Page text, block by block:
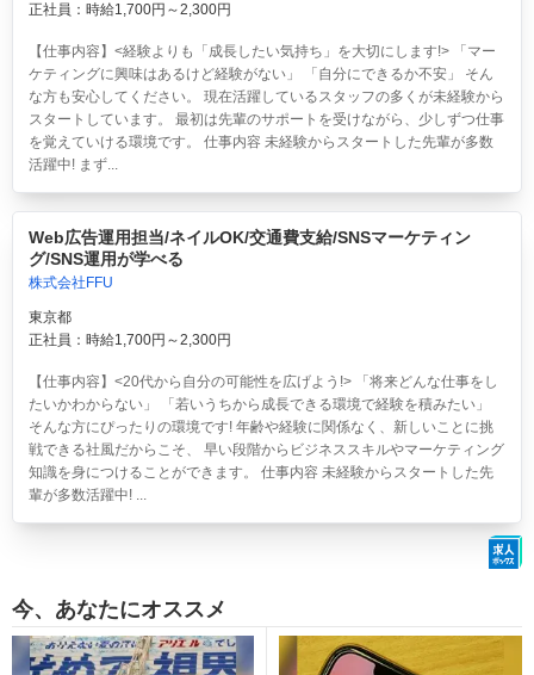
正社員：時給1,700円～2,300円
【仕事内容】<経験よりも「成長したい気持ち」を大切にします!> 「マー
ケティングに興味はあるけど経験がない」 「自分にできるか不安」 そん
な方も安心してください。 現在活躍しているスタッフの多くが未経験から
スタートしています。 最初は先輩のサポートを受けながら、少しずつ仕事
を覚えていける環境です。 仕事内容 未経験からスタートした先輩が多数
活躍中! まず...
Web広告運用担当/ネイルOK/交通費支給/SNSマーケティン
グ/SNS運用が学べる
株式会社FFU
東京都
正社員：時給1,700円～2,300円
【仕事内容】<20代から自分の可能性を広げよう!> 「将来どんな仕事をし
たいかわからない」 「若いうちから成長できる環境で経験を積みたい」
そんな方にぴったりの環境です! 年齢や経験に関係なく、新しいことに挑
戦できる社風だからこそ、 早い段階からビジネススキルやマーケティング
知識を身につけることができます。 仕事内容 未経験からスタートした先
輩が多数活躍中! ...
今、あなたにオススメ